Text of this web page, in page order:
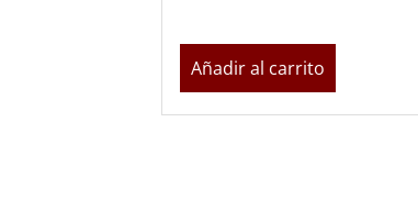
Añadir al carrito